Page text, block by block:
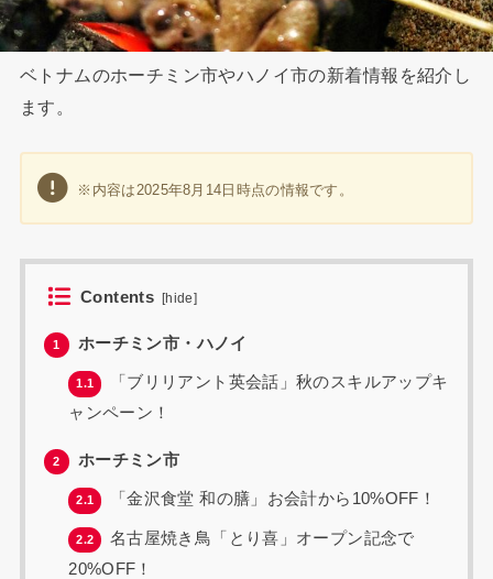
ベトナムのホーチミン市やハノイ市の新着情報を紹介し
ます。
※内容は2025年8月14日時点の情報です。
Contents [hide]
1 ホーチミン市・ハノイ
1.1
「ブリリアント英会話」秋のスキルアップキ
ャンペーン！
2 ホーチミン市
2.1 「金沢食堂 和の膳」お会計から10%OFF！
2.2
名古屋焼き鳥「とり喜」オープン記念で
20%OFF！